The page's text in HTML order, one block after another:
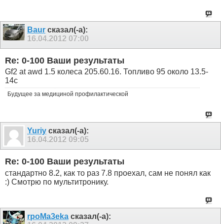
Baur сказал(-а):
16.04.2012 07:00
Re: 0-100 Ваши результаты
Gf2 at awd 1.5 колеса 205.60.16. Топливо 95 около 13.5-
14с
Будущее за медициной профилактической
Yuriy сказал(-а):
16.04.2012 09:05
Re: 0-100 Ваши результаты
стандартно 8.2, как то раз 7.8 проехал, сам не понял как
:) Смотрю по мультитронику.
rpoMa3eka сказал(-а):